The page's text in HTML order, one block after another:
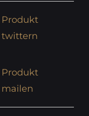
Produkt
twittern
Produkt
mailen